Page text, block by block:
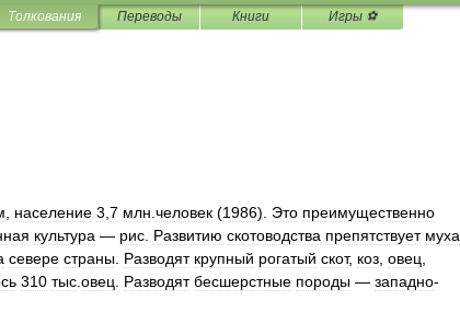
Толкования Переводы Книги Игры ⚽
население 3 7 млн человек (1986). Это преимущественно
культура — рис Развитию скотоводства препятствует муха
севере страны Разводят крупный рогатый скот, коз овец
310 тыс овец Разводят бесшерстные породы — западно-